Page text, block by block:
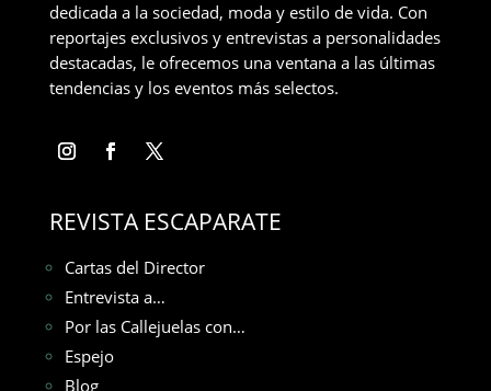
dedicada a la sociedad, moda y estilo de vida. Con
reportajes exclusivos y entrevistas a personalidades
destacadas, le ofrecemos una ventana a las últimas
tendencias y los eventos más selectos.
REVISTA ESCAPARATE
Cartas del Director
Entrevista a…
Por las Callejuelas con…
Espejo
Blog